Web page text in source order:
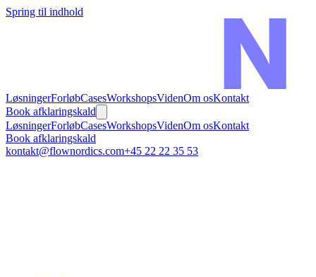
Spring til indhold
LøsningerForløbCasesWorkshopsVidenOm osKontakt
Book afklaringskald
LøsningerForløbCasesWorkshopsVidenOm osKontakt
Book afklaringskald
kontakt@flownordics.com+45 22 22 35 53